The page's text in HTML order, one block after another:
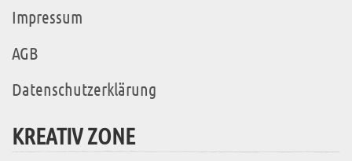
Impressum
AGB
Datenschutzerklärung
KREATIV ZONE